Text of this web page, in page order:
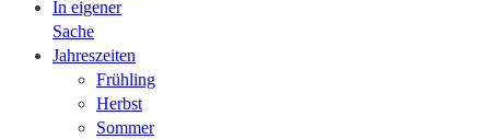
In eigener
Sache
Jahreszeiten
Frühling
Herbst
Sommer